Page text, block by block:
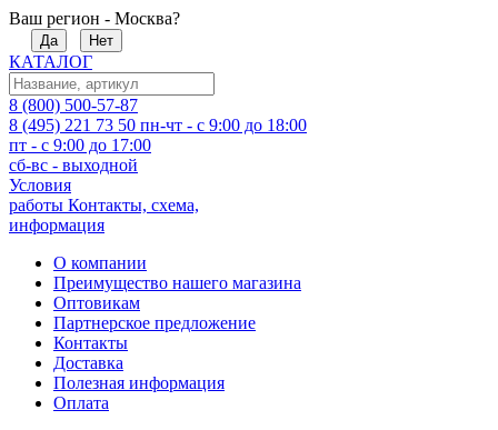
Ваш регион - Москва?
Да Нет
КАТАЛОГ
8 (800) 500-57-87
8 (495) 221 73 50 пн-чт - с 9:00 до 18:00
пт - с 9:00 до 17:00
сб-вс - выходной
Условия
работы Контакты, схема,
информация
О компании
Преимущество нашего магазина
Оптовикам
Партнерское предложение
Контакты
Доставка
Полезная информация
Оплата